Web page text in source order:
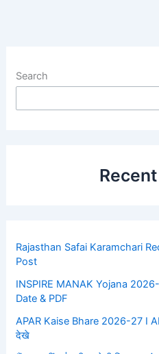
Search
Rajasthan Safai Karamchari
Post
INSPIRE MANAK Yojana
Date & PDF
APAR Kaise Bhare 2026-27 I
देखे